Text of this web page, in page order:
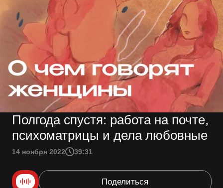
Полгода спустя: работа на почте,
психоматрицы и дела любовные
14 ноября 2022 39:31
Поделиться